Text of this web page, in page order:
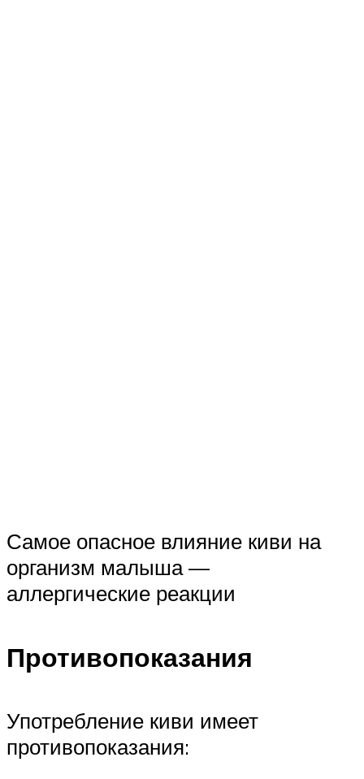
Самое опасное влияние киви на
организм малыша —
аллергические реакции
Противопоказания
Употребление киви имеет
противопоказания: